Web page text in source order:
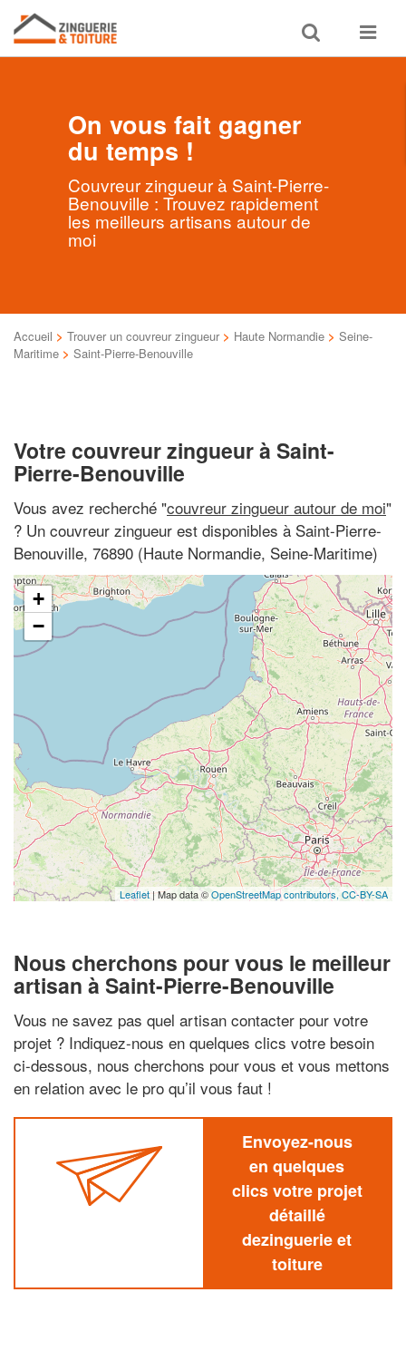
Toggle
search
Toggle
On vous fait gagner
du temps !
Couvreur zingueur à Saint-Pierre-
Benouville : Trouvez rapidement
les meilleurs artisans autour de
moi
Accueil > Trouver un couvreur zingueur > Haute Normandie > Seine-
Maritime > Saint-Pierre-Benouville
Votre couvreur zingueur à Saint-
Pierre-Benouville
Vous avez recherché "couvreur zingueur autour de moi"
? Un couvreur zingueur est disponibles à Saint-Pierre-
Benouville, 76890 (Haute Normandie, Seine-Maritime)
+
−
Leaflet| Map data ©OpenStreetMap contributors, CC-BY-SA
Nous cherchons pour vous le meilleur
artisan à Saint-Pierre-Benouville
Vous ne savez pas quel artisan contacter pour votre
projet ? Indiquez-nous en quelques clics votre besoin
ci-dessous, nous cherchons pour vous et vous mettons
en relation avec le pro qu’il vous faut !
Envoyez-nous
en quelques
clics votre projet
détaillé
dezinguerie et
toiture